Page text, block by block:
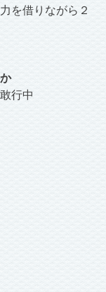
を借りながら２
行中